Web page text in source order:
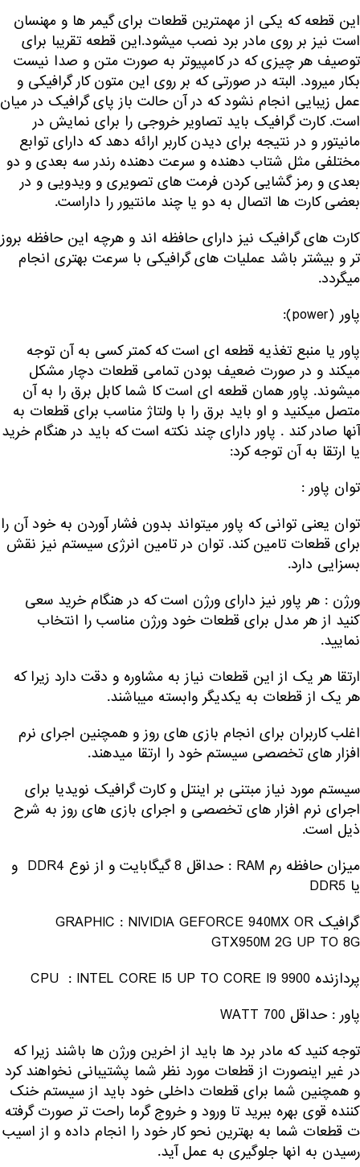
این قطعه که یکی از مهمترین قطعات برای گیمر ها و مهنسان
است نیز بر روی مادر برد نصب میشود.این قطعه تقریبا برای
توصیف هر چیزی که در کامپیوتر به صورت متن و صدا نیست
بکار میرود. البته در صورتی که بر روی این متون کار گرافیکی و
عمل زیبایی انجام نشود که در آن حالت باز پای گرافیک در میان
است. کارت گرافیک باید تصاویر خروجی را برای نمایش در
مانیتور و در نتیجه برای دیدن کاربر ارائه دهد که دارای توابع
مختلفی مثل شتاب دهنده و سرعت دهنده رندر سه بعدی و دو
بعدی و رمز گشایی کردن فرمت های تصویری و ویدویی و در
بعضی کارت ها اتصال به دو یا چند مانتیور را داراست.
کارت های گرافیک نیز دارای حافظه اند و هرچه این حافظه بروز
تر و بیشتر باشد عملیات های گرافیکی با سرعت بهتری انجام
میگردد.
پاور (power):
پاور یا منبع تغذیه قطعه ای است که کمتر کسی به آن توجه
میکند و در صورت ضعیف بودن تمامی قطعات دچار مشکل
میشوند. پاور همان قطعه ای است کا شما کابل برق را به آن
متصل میکنید و او باید برق را با ولتاژ مناسب برای قطعات به
آنها صادر کند . پاور دارای چند نکته است که باید در هنگام خرید
یا ارتقا به آن توجه کرد:
توان پاور :
توان یعنی توانی که پاور میتواند بدون فشار آوردن به خود آن را
برای قطعات تامین کند. توان در تامین انرژی سیستم نیز نقش
بسزایی دارد.
ورژن : هر پاور نیز دارای ورژن است که در هنگام خرید سعی
کنید از هر مدل برای قطعات خود ورژن مناسب را انتخاب
نمایید.
ارتقا هر یک از این قطعات نیاز به مشاوره و دقت دارد زیرا که
هر یک از قطعات به یکدیگر وابسته میباشند.
اغلب کاربران برای انجام بازی های روز و همچنین اجرای نرم
افزار های تخصصی سیستم خود را ارتقا میدهند.
سیستم مورد نیاز مبتنی بر اینتل و کارت گرافیک نویدیا برای
اجرای نرم افزار های تخصصی و اجرای بازی های روز به شرح
ذیل است.
میزان حافظه رم RAM : حداقل 8 گیگابایت و از نوع DDR4 و
یا DDR5
گرافیک GRAPHIC : NIVIDIA GEFORCE 940MX OR
GTX950M 2G UP TO 8G
پردازنده CPU : INTEL CORE I5 UP TO CORE I9 9900
پاور : حداقل 700 WATT
توجه کنید که مادر برد ها باید از اخرین ورژن ها باشند زیرا که
در غیر اینصورت از قطعات مورد نظر شما پشتیبانی نخواهند کرد
و همچنین شما برای قطعات داخلی خود باید از سیستم خنک
کننده قوی بهره ببرید تا ورود و خروج گرما راحت تر صورت گرفته
ت قطعات شما به بهترین نحو کار خود را انجام داده و از اسیب
رسیدن به انها جلوگیری به عمل آید.